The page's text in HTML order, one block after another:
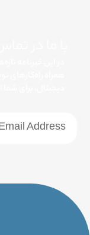
با ما در
در این خبرنامه
همراه
دیجیتال، برای
خبرنامه
جامع